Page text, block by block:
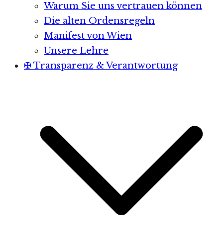
Warum Sie uns vertrauen können
Die alten Ordensregeln
Manifest von Wien
Unsere Lehre
✠ Transparenz & Verantwortung